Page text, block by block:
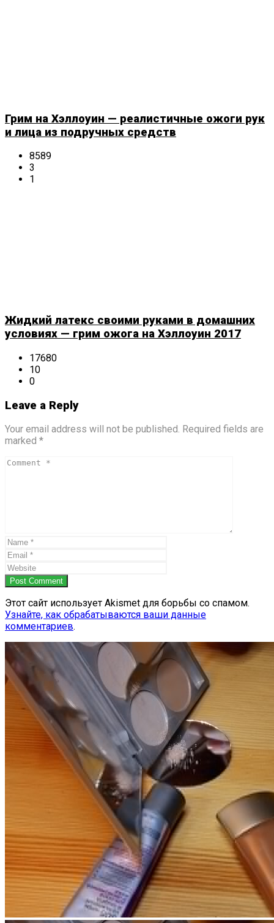
Грим на Хэллоуин — реалистичные ожоги рук
и лица из подручных средств
8589
3
1
Жидкий латекс своими руками в домашних
условиях — грим ожога на Хэллоуин 2017
17680
10
0
Leave a Reply
Your email address will not be published. Required fields are
marked *
Post Comment
Этот сайт использует Akismet для борьбы со спамом.
Узнайте, как обрабатываются ваши данные
комментариев.